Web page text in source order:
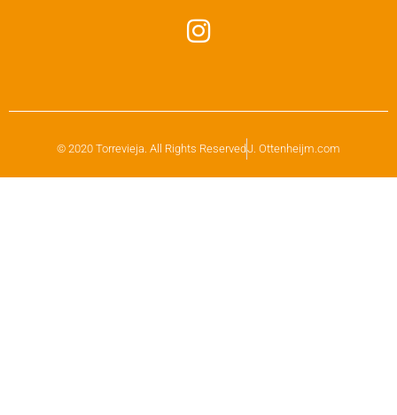
© 2020 Torrevieja. All Rights ReservedJ. Ottenheijm.com